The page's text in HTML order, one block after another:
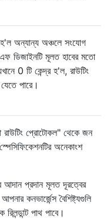
অন্যান্য অঞ্চলে সংযোগ
ডিজাইনটি মূলত হাবের মতো
0 টি কেন্দ্র হ'ল, রাউটিং
পারে।
প্রোটোকল" থেকে জন
অনেকাংশ
আদান প্রদান মূলত দূরত্বের
কনভার্জেন্স বৈশিষ্ট্যগুলি
পাথ পাবে।